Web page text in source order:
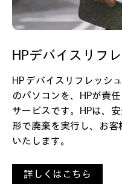
HPデバイスリフ
HP デバイスリフレッシ
のパソコンを、HPが責
サービスです。HPは、
形で廃棄を実行し、お
いたします。
詳しくはこちら